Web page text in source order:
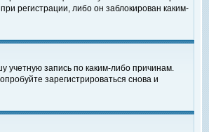
регистрации, либо он заблокирован каким-
учетную запись по каким-либо причинам.
зарегистрироваться снова и